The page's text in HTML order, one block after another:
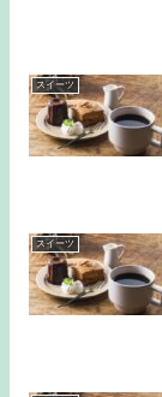
スイーツ
スイーツ